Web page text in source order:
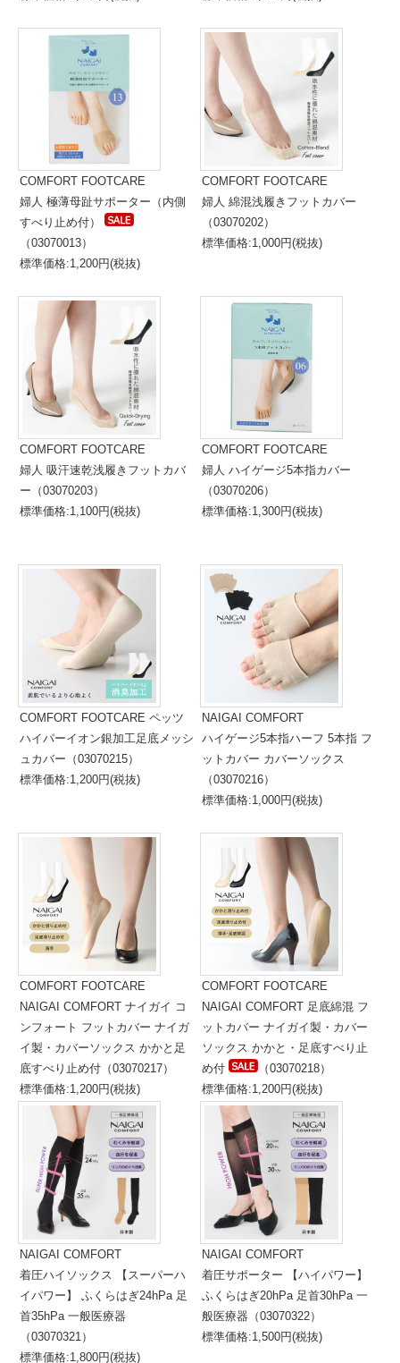
COMFORT FOOTCARE
婦人 極薄母趾サポーター（内側
すべり止め付）
（03070013）
標準価格:1,200円(税抜)
COMFORT FOOTCARE
婦人 綿混浅履きフットカバー
（03070202）
標準価格:1,000円(税抜)
COMFORT FOOTCARE
婦人 吸汗速乾浅履きフットカバ
ー（03070203）
標準価格:1,100円(税抜)
COMFORT FOOTCARE
婦人 ハイゲージ5本指カバー
（03070206）
標準価格:1,300円(税抜)
COMFORT FOOTCARE ペッツ
ハイパーイオン銀加工足底メッシ
ュカバー（03070215）
標準価格:1,200円(税抜)
NAIGAI COMFORT
ハイゲージ5本指ハーフ 5本指 フ
ットカバー カバーソックス
（03070216）
標準価格:1,000円(税抜)
COMFORT FOOTCARE
NAIGAI COMFORT ナイガイ コ
ンフォート フットカバー ナイガ
イ製・カバーソックス かかと足
底すべり止め付（03070217）
標準価格:1,200円(税抜)
COMFORT FOOTCARE
NAIGAI COMFORT 足底綿混 フ
ットカバー ナイガイ製・カバー
ソックス かかと・足底すべり止
め付
（03070218）
標準価格:1,200円(税抜)
NAIGAI COMFORT
着圧ハイソックス 【スーパーハ
イパワー】 ふくらはぎ24hPa 足
首35hPa 一般医療器
（03070321）
標準価格:1,800円(税抜)
NAIGAI COMFORT
着圧サポーター 【ハイパワー】
ふくらはぎ20hPa 足首30hPa 一
般医療器（03070322）
標準価格:1,500円(税抜)